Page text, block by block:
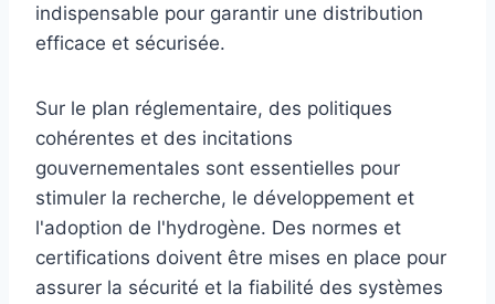
indispensable pour garantir une distribution
efficace et sécurisée.
Sur le plan réglementaire, des politiques
cohérentes et des incitations
gouvernementales sont essentielles pour
stimuler la recherche, le développement et
l'adoption de l'hydrogène. Des normes et
certifications doivent être mises en place pour
assurer la sécurité et la fiabilité des systèmes